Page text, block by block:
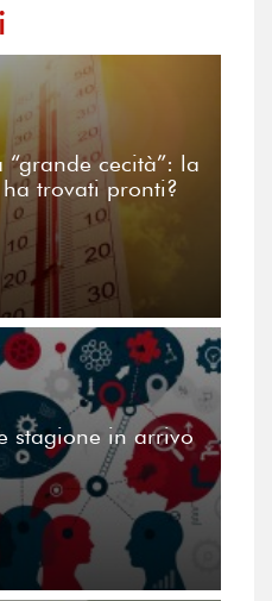
cecità”: la
trovati pronti?
stagione in arrivo